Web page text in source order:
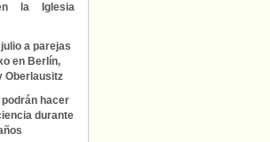
la Iglesia
a parejas
en Berlín,
Oberlausitz
hacer
durante